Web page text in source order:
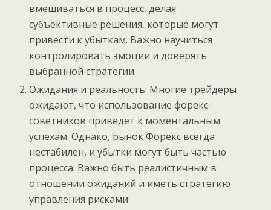
вмешиваться в процесс, делая
субъективные решения, которые могут
привести к убыткам. Важно научиться
контролировать эмоции и доверять
выбранной стратегии.
Ожидания и реальность: Многие трейдеры
ожидают, что использование форекс-
советников приведет к моментальным
успехам. Однако, рынок Форекс всегда
нестабилен, и убытки могут быть частью
процесса. Важно быть реалистичным в
отношении ожиданий и иметь стратегию
управления рисками.